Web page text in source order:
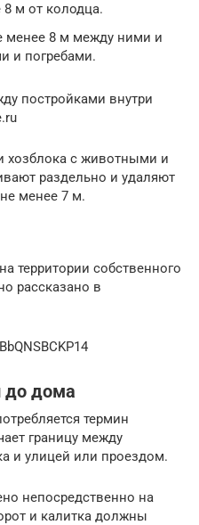
8 м от колодца.
менее 8 м между ними и
и погребами.
постройками внутри
с животными и
раздельно и удаляют
не менее 7 м.
территории собственного
рассказано в
до дома
термин
границу между
и улицей или проездом.
непосредственно на
и калитка должны